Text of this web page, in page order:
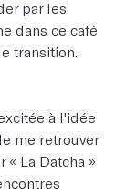
par les
dans ce café
transition.
à l'idée
me retrouver
La Datcha »